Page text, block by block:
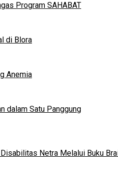
Program SAHABAT
di Blora
Anemia
dalam Satu Panggung
Netra Melalui Buku